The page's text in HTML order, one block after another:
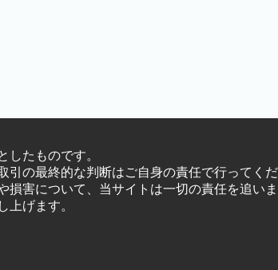
したものです。
の最終的な判断はご自身の責任で行ってくだ
害について、当サイトは一切の責任を追い
上げます。